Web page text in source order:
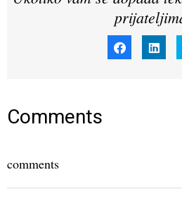
share
Comments
comments